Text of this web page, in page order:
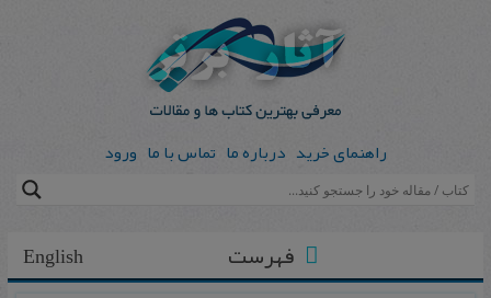
راهنمای خرید درباره ما تماس با ما ورود
English فهرست